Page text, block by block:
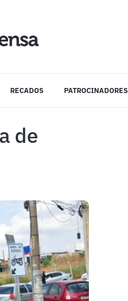
RECADOS PATROCINADORES
de